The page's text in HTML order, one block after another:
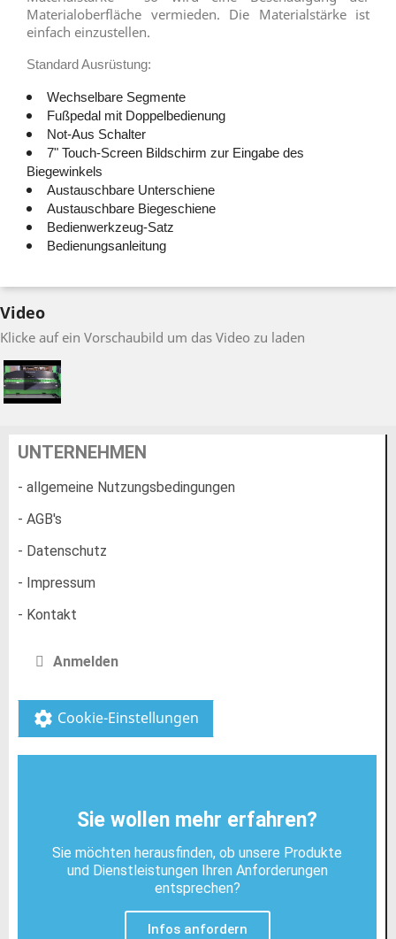
Materialoberfläche vermieden. Die Materialstärke ist
einfach einzustellen.
Standard Ausrüstung:
Wechselbare Segmente
Fußpedal mit Doppelbedienung
Not-Aus Schalter
7" Touch-Screen Bildschirm zur Eingabe des
Biegewinkels
Austauschbare Unterschiene
Austauschbare Biegeschiene
Bedienwerkzeug-Satz
Bedienungsanleitung
Video
Klicke auf ein Vorschaubild um das Video zu laden
UNTERNEHMEN
- allgemeine Nutzungsbedingungen
- AGB's
- Datenschutz
- Impressum
- Kontakt
Anmelden
settings Cookie-Einstellungen
Sie wollen mehr erfahren?
Sie möchten herausfinden, ob unsere Produkte
und Dienstleistungen Ihren Anforderungen
entsprechen?
Infos anfordern